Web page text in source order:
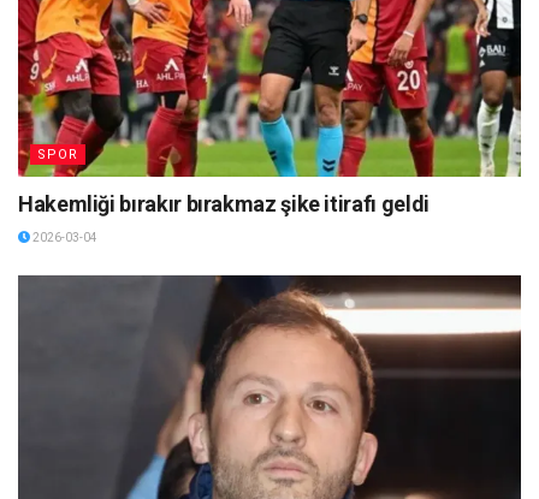
SPOR
Hakemliği bırakır bırakmaz şike itirafı geldi
2026-03-04